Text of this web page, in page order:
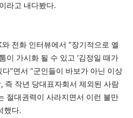
라고 내다봤다.
전화 인터뷰에서 “장기적으로 엘
이 가시화 될 수 있고 ‘김정일 때가
”면서 “군인들이 바보가 아닌 이상
즉 작년 당대표자회서 제외된 사람
절대권력이 사라지면서 이런 불만
했다.